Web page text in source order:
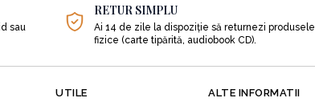
sau
RETUR SIMPLU
Ai 14 de zile la dispoziție să returnezi produsele
fizice (carte tipărită, audiobook CD).
UTILE ALTE INFORMATII